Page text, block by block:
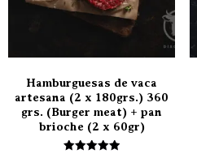
Hamburguesas de vaca
artesana (2 x 180grs.) 360
grs. (Burger meat) + pan
brioche (2 x 60gr)